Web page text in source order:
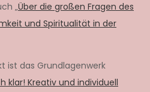
„Über die großen Fragen des
und Spiritualität in der
ist das Grundlagenwerk
klar! Kreativ und individuell